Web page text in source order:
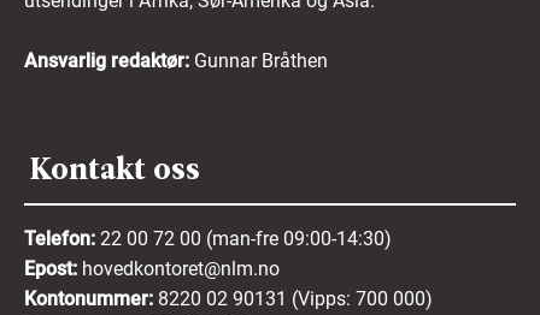
Ansvarlig redaktør: Gunnar Bråthen
Kontakt oss
Telefon: 22 00 72 00 (man-fre 09:00-14:30)
Epost: hovedkontoret@nlm.no
Kontonummer: 8220 02 90131 (Vipps: 700 000)